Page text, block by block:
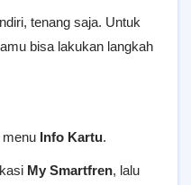
tenang saja. Untuk
bisa lakukan langkah
menu Info Kartu.
My Smartfren, lalu